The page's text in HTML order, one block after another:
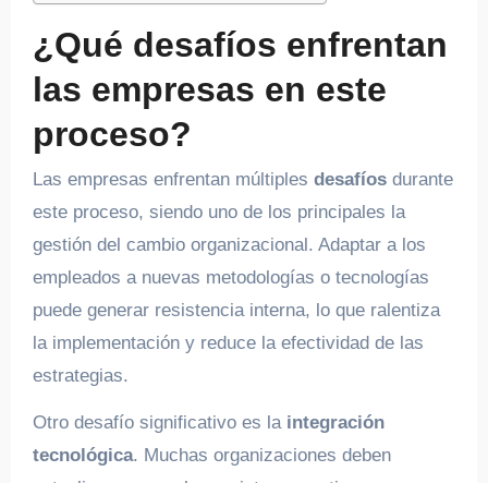
¿Qué desafíos enfrentan
las empresas en este
proceso?
Las empresas enfrentan múltiples desafíosdurante
este proceso, siendo uno de los principales la
gestión del cambio organizacional. Adaptar a los
empleados a nuevas metodologías o tecnologías
puede generar resistencia interna, lo que ralentiza
la implementación y reduce la efectividad de las
estrategias.
Otro desafío significativo es la integración
tecnológica. Muchas organizaciones deben